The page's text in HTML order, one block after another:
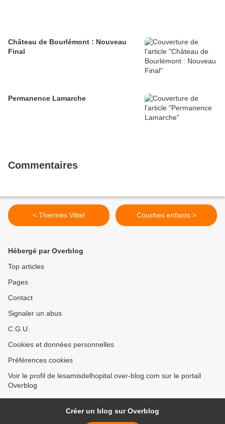
Château de Bourlémont : Nouveau
Final
Permanence Lamarche
Commentaires
< Thermes Vittel Couches enfants >
Hébergé par Overblog
Top articles
Pages
Contact
Signaler un abus
C.G.U.
Cookies et données personnelles
Préférences cookies
Voir le profil de lesamisdelhopital.over-blog.com sur le portail
Overblog
Créer un blog sur Overblog